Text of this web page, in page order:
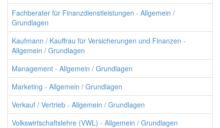
Fachberater für Finanzdienstleistungen - Allgemein /
Grundlagen
Kaufmann / Kauffrau für Versicherungen und Finanzen -
Allgemein / Grundlagen
Management - Allgemein / Grundlagen
Marketing - Allgemein / Grundlagen
Verkauf / Vertrieb - Allgemein / Grundlagen
Volkswirtschaftslehre (VWL) - Allgemein / Grundlagen